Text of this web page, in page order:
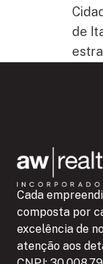
de
Cada
composta por
excelência de
atenção aos